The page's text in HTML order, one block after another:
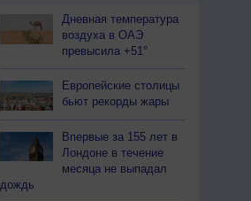
Дневная температура
воздуха в ОАЭ
превысила +51°
Европейские столицы
бьют рекорды жары
Впервые за 155 лет в
Лондоне в течение
месяца не выпадал
дождь